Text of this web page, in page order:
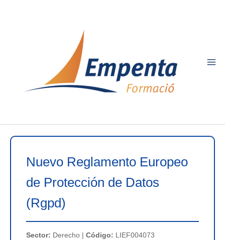
Nuevo Reglamento Europeo
de Protección de Datos
(Rgpd)
Sector: Derecho | Código: LIEF004073